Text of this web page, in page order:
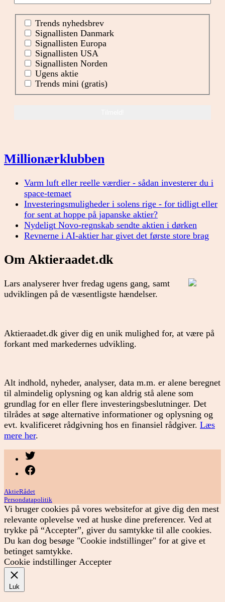
Trends nyhedsbrev
Signallisten Danmark
Signallisten Europa
Signallisten USA
Signallisten Norden
Ugens aktie
Trends mini (gratis)
Millionærklubben
Varm luft eller reelle værdier - sådan investerer du i
space-temaet
Investeringsmuligheder i solens rige - for tidligt eller
for sent at hoppe på japanske aktier?
Nydeligt Novo-regnskab sendte aktien i dørken
Revnerne i AI-aktier har givet det første store brag
Om Aktieraadet.dk
Lars analyserer hver fredag ugens gang, samt
udviklingen på de væsentligste hændelser.
Aktieraadet.dk giver dig en unik mulighed for, at være på
forkant med markedernes udvikling.
Alt indhold, nyheder, analyser, data m.m. er alene beregnet
til almindelig oplysning og kan aldrig stå alene som
grundlag for en eller flere investeringsbeslutninger. Det
tilrådes at søge alternative informationer og oplysning og
evt. kvalificeret rådgivning hos en finansiel rådgiver. Læs
mere her.
AktieRådet
Persondatapolitik
Vi bruger cookies på vores websitefor at give dig den mest
relevante oplevelse ved at huske dine preferencer. Ved at
trykke på “Accepter”, giver du samtykke til alle cookies.
Du kan dog besøge "Cookie indstillinger" for at give et
betinget samtykke.
Cookie indstillinger Accepter
Luk